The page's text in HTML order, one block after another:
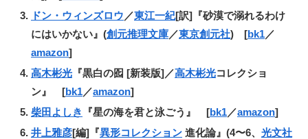
ドン・ウィンズロウ ／東江一紀[訳]『砂漠で溺れるわけ
にはいかない』(創元推理文庫／東京創元社) [bk1／
amazon]
高木彬光 『黒白の囮 [新装版]／高木彬光コレクショ
ン』 [bk1／amazon]
柴田よしき
『星の海を君と泳ごう』 [bk1／amazon]
井上雅彦[編]『異形コレクション 進化論』(4〜6、 光文社